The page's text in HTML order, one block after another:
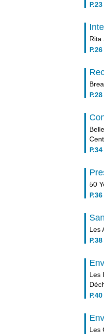
P.23
Rita
P.26
P.28
P.34
50
P.36
Les
P.38
Les
P.40
Les